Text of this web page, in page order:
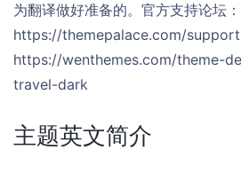
为翻译做好准备的。官方支持论坛：
https://themepalace.com/
https://wenthemes.com/theme-
travel-dark
主题英文简介